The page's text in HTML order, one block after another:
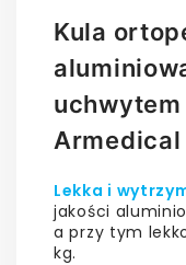
Kula
Lekka i
jakości
a przy tym
kg.